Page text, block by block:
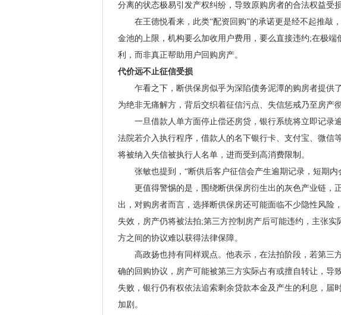
分离的状态极易引发产权纠纷，导致原购房者的合法权益受损
在王德悦看来，此类“配资回购”的承诺更是经不起推敲
金池的上限，机构要么加收用户费用，要么直接违约;在极
利，而非真正帮助用户回购房产。
代价远不止征信受损
乍看之下，断供保房似乎为深陷债务泥潭的购房者提供
为绝非无痛解方，背后交织着征信污点、失信惩戒乃至房产
一旦借款人单方面停止偿还房贷，银行系统将立即记录逾
法院若介入执行程序，借款人的名下银行卡、支付宝、微信
将被纳入失信被执行人名单，进而受到高消费限制。
张敏也提到，“断供后客户征信会产生逾期记录，短期内
更值得警惕的是，围绕断供保房衍生出的灰色产业链，
出，对购房者而言，选择断供保房还可能面临不少隐性风险
失效，房产仍将被法拍;第三方控制房产后可能违约，主张
方之间的协议难以获得法律保障。
高政扬也持有同样观点。他表示，在法拍阶段，若第三
确的回购协议，房产可能被第三方实际占有或擅自转让，导
失败，银行仍有权依法追索剩余贷款本金及产生的利息，届
加剧。